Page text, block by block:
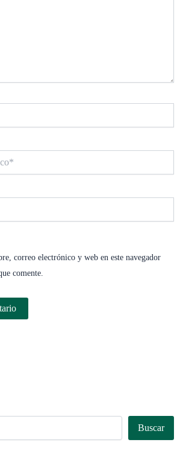
correo electrónico y web en este navegador
comente.
Buscar